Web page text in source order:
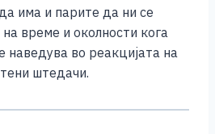
има и парите да ни се
време и околности кога
наведува во реакцијата на
штедачи.